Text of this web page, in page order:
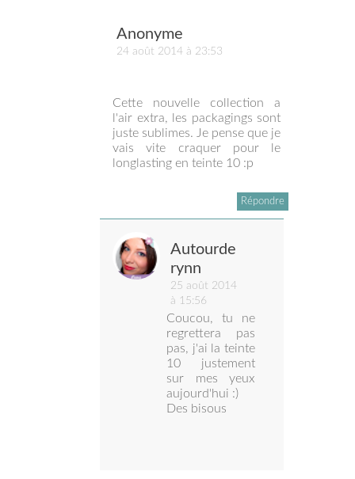
Anonyme
24 août 2014 à 23:53
Cette nouvelle collection a
l'air extra, les packagings sont
juste sublimes. Je pense que je
vais vite craquer pour le
longlasting en teinte 10 :p
Répondre
Autourde
rynn
25 août 2014
à 15:56
Coucou, tu ne
regrettera pas
pas, j'ai la teinte
10 justement
sur mes yeux
aujourd'hui :)
Des bisous